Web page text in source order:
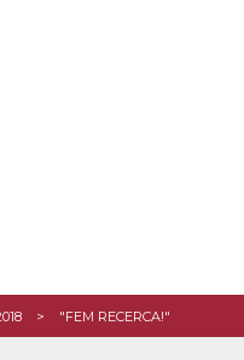
"FEM RECERCA!"